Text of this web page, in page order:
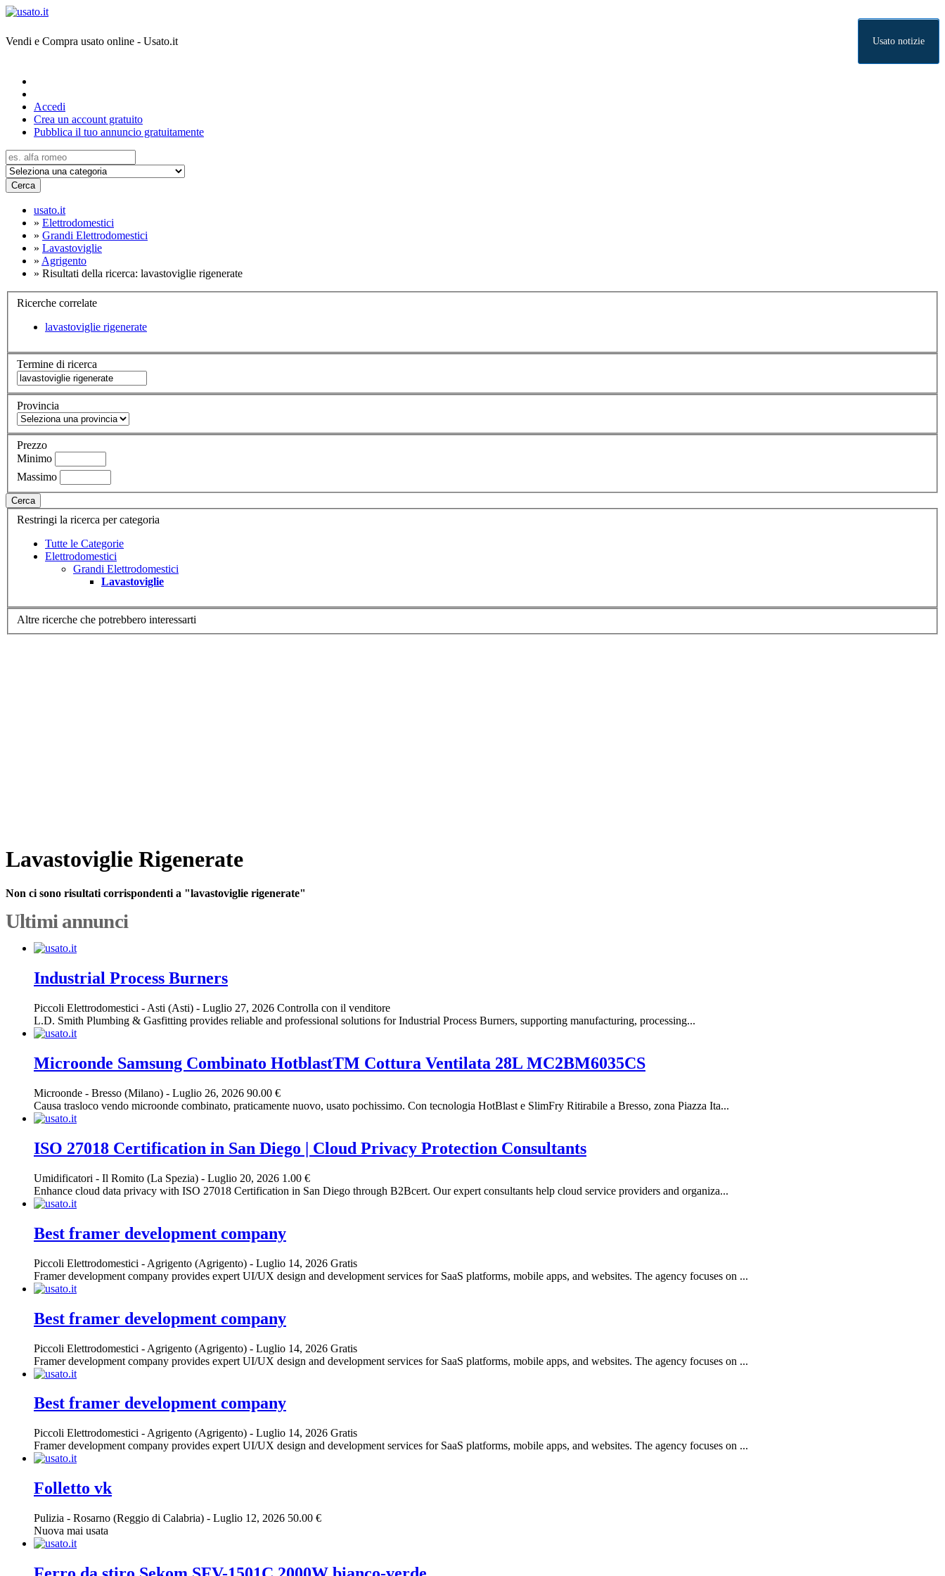
Vendi e Compra usato online - Usato.it Usato notizie
Accedi
Crea un account gratuito
Pubblica il tuo annuncio gratuitamente
Cerca
usato.it
» Elettrodomestici
» Grandi Elettrodomestici
» Lavastoviglie
» Agrigento
» Risultati della ricerca: lavastoviglie rigenerate
Ricerche correlate
lavastoviglie rigenerate
Termine di ricerca
Provincia
Prezzo
Minimo
Massimo
Cerca
Restringi la ricerca per categoria
Tutte le Categorie
Elettrodomestici
Grandi Elettrodomestici
Lavastoviglie
Altre ricerche che potrebbero interessarti
Lavastoviglie Rigenerate
Non ci sono risultati corrispondenti a "lavastoviglie rigenerate"
Ultimi annunci
Industrial Process Burners
Piccoli Elettrodomestici - Asti (Asti) - Luglio 27, 2026 Controlla con il venditore
L.D. Smith Plumbing & Gasfitting provides reliable and professional solutions for Industrial Process Burners, supporting manufacturing, processing...
Microonde Samsung Combinato HotblastTM Cottura Ventilata 28L MC2BM6035CS
Microonde - Bresso (Milano) - Luglio 26, 2026 90.00 €
Causa trasloco vendo microonde combinato, praticamente nuovo, usato pochissimo. Con tecnologia HotBlast e SlimFry Ritirabile a Bresso, zona Piazza Ita...
ISO 27018 Certification in San Diego | Cloud Privacy Protection Consultants
Umidificatori - Il Romito (La Spezia) - Luglio 20, 2026 1.00 €
Enhance cloud data privacy with ISO 27018 Certification in San Diego through B2Bcert. Our expert consultants help cloud service providers and organiza...
Best framer development company
Piccoli Elettrodomestici - Agrigento (Agrigento) - Luglio 14, 2026 Gratis
Framer development company provides expert UI/UX design and development services for SaaS platforms, mobile apps, and websites. The agency focuses on ...
Best framer development company
Piccoli Elettrodomestici - Agrigento (Agrigento) - Luglio 14, 2026 Gratis
Framer development company provides expert UI/UX design and development services for SaaS platforms, mobile apps, and websites. The agency focuses on ...
Best framer development company
Piccoli Elettrodomestici - Agrigento (Agrigento) - Luglio 14, 2026 Gratis
Framer development company provides expert UI/UX design and development services for SaaS platforms, mobile apps, and websites. The agency focuses on ...
Folletto vk
Pulizia - Rosarno (Reggio di Calabria) - Luglio 12, 2026 50.00 €
Nuova mai usata